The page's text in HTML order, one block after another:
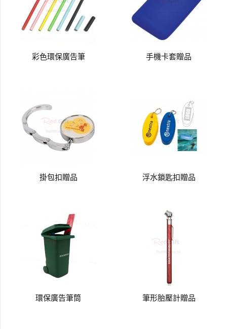
彩色環保廣告筆 手機卡套贈品
掛包扣贈品 浮水鎖匙扣贈品
環保廣告筆筒 筆形胎壓計贈品